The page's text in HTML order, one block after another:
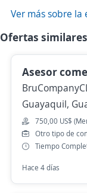
Ver más sobre la
Ofertas similares
Asesor
Guayaquil,
750,00 US$
Otro tipo de
Tiempo
Hace 4 días